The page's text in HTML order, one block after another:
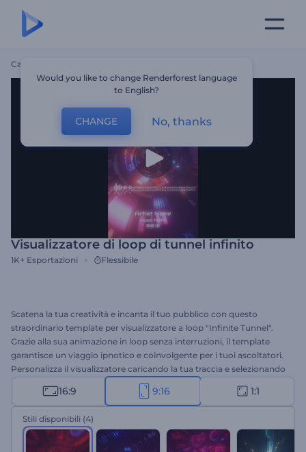
Casa
Visualizzatore di loop di tunnel infinito
1K+ Esportazioni Flessibile
Scatena la tua creatività e incanta il tuo pubblico con questo
straordinario template per visualizzatore a loop "Infinite Tunnel".
Grazie alla sua animazione in loop senza interruzioni, il template
garantisce un viaggio ipnotico e coinvolgente per i tuoi ascoltatori.
Personalizza il visualizzatore caricando la tua traccia e selezionando
uno degli stili che meglio si adatta all'atmosfera e al genere della tua
musica. Questo template è un must per musicisti, DJ e creatori di
contenuti che desiderano valorizzare l'impatto visivo della propria
musica. Crea ora e trasforma la tua musica in un'esperienza
audiovisiva coinvolgente!
16:9 9:16 1:1
Stili disponibili (4)
Would you like to change Renderforest language
to English?
CHANGE No, thanks